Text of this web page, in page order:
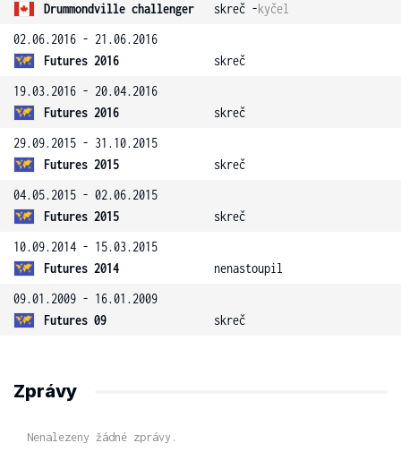
Drummondville challenger
skreč -kyčel
02.06.2016 - 21.06.2016
Futures 2016
skreč
19.03.2016 - 20.04.2016
Futures 2016
skreč
29.09.2015 - 31.10.2015
Futures 2015
skreč
04.05.2015 - 02.06.2015
Futures 2015
skreč
10.09.2014 - 15.03.2015
Futures 2014
nenastoupil
09.01.2009 - 16.01.2009
Futures 09
skreč
Zprávy
Nenalezeny žádné zprávy.